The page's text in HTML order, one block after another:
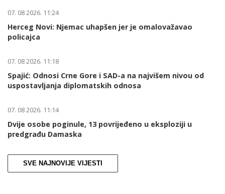
07. 08 2026. 11:24
Herceg Novi: Njemac uhapšen jer je omalovažavao
policajca
07. 08 2026. 11:18
Spajić: Odnosi Crne Gore i SAD-a na najvišem nivou od
uspostavljanja diplomatskih odnosa
07. 08 2026. 11:14
Dvije osobe poginule, 13 povrijeđeno u eksploziji u
predgrađu Damaska
SVE NAJNOVIJE VIJESTI